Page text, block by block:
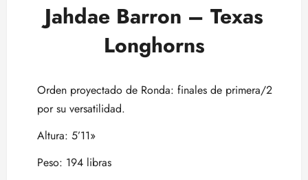
Jahdae Barron – Texas
Longhorns
Orden proyectado de Ronda: finales de primera/2
por su versatilidad.
Altura: 5’11»
Peso: 194 libras